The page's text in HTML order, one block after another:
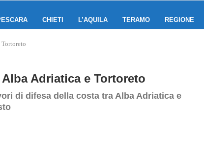
CHIETI L’AQUILA TERAMO REGIONE
Adriatica e Tortoreto
di difesa della costa tra Alba Adriatica e